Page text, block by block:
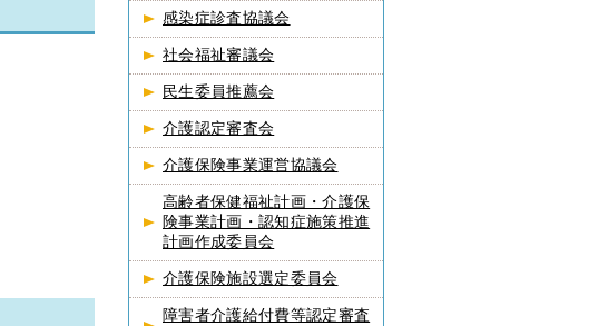
感染症診査協議会
社会福祉審議会
民生委員推薦会
介護認定審査会
介護保険事業運営協議会
高齢者保健福祉計画・介護保
険事業計画・認知症施策推進
計画作成委員会
介護保険施設選定委員会
障害者介護給付費等認定審査